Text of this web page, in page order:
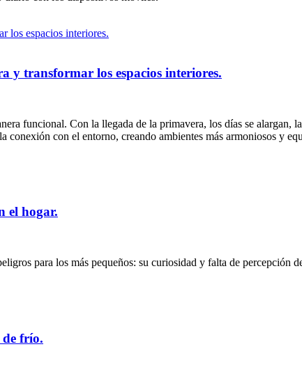
y transformar los espacios interiores.
funcional. Con la llegada de la primavera, los días se alargan,
con el entorno, creando ambientes más armoniosos y
el hogar.
para los más pequeños: su curiosidad y falta de percepción
de frío.